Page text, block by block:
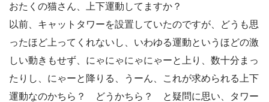
おたくの猫さん、上下運動してますか？
以前、キャットタワーを設置していたのですが、どうも思
ったほど上ってくれないし、いわゆる運動というほどの激
しい動きもせず、にゃにゃにゃにゃーと上り、数十分まっ
たりし、にゃーと降りる、うーん、これが求められる上下
運動なのかちら？ どうかちら？ と疑問に思い、タワー